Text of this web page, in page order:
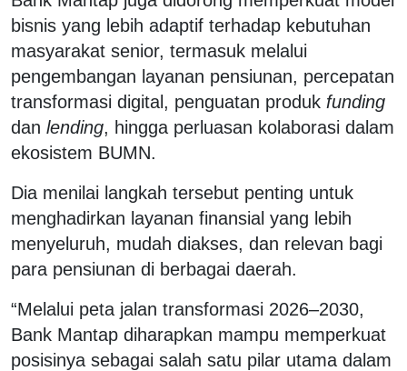
bisnis yang lebih adaptif terhadap kebutuhan
masyarakat senior, termasuk melalui
pengembangan layanan pensiunan, percepatan
transformasi digital, penguatan produk funding
dan lending, hingga perluasan kolaborasi dalam
ekosistem BUMN.
Dia menilai langkah tersebut penting untuk
menghadirkan layanan finansial yang lebih
menyeluruh, mudah diakses, dan relevan bagi
para pensiunan di berbagai daerah.
“Melalui peta jalan transformasi 2026–2030,
Bank Mantap diharapkan mampu memperkuat
posisinya sebagai salah satu pilar utama dalam